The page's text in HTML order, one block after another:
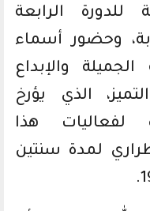
للدورة الرابعة
وحضور أسماء
والإبداع
الذي يؤرخ
لفعاليات هذا
لمدة سنتين